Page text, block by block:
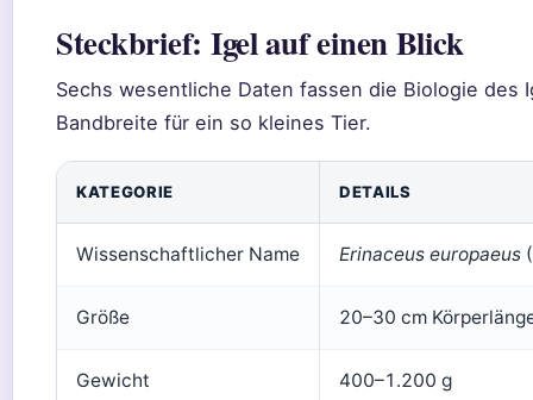
Steckbrief: Igel auf einen Blick
Sechs wesentliche Daten fassen die Biologie des
Bandbreite für ein so kleines Tier.
KATEGORIE DETAILS
Wissenschaftlicher Name Erinaceus europaeus
Größe 20–30 cm
Gewicht 400–1.200 g